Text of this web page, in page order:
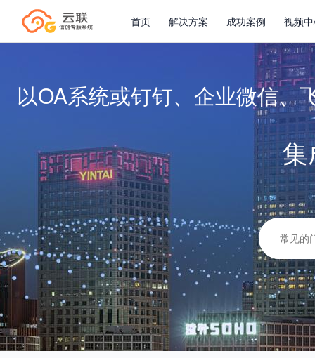
首页 解决方案 成功案例 视频
以OA系统或钉钉、企业微信、